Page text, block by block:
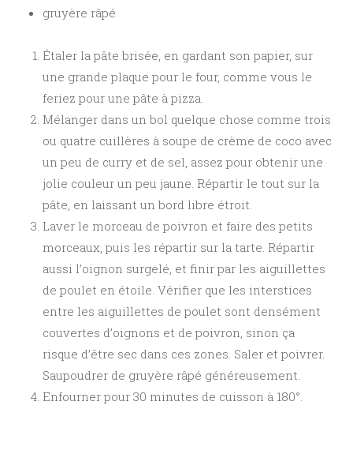
gruyère râpé
Étaler la pâte brisée, en gardant son papier, sur
une grande plaque pour le four, comme vous le
feriez pour une pâte à pizza.
Mélanger dans un bol quelque chose comme trois
ou quatre cuillères à soupe de crème de coco avec
un peu de curry et de sel, assez pour obtenir une
jolie couleur un peu jaune. Répartir le tout sur la
pâte, en laissant un bord libre étroit.
Laver le morceau de poivron et faire des petits
morceaux, puis les répartir sur la tarte. Répartir
aussi l’oignon surgelé, et finir par les aiguillettes
de poulet en étoile. Vérifier que les interstices
entre les aiguillettes de poulet sont densément
couvertes d’oignons et de poivron, sinon ça
risque d’être sec dans ces zones. Saler et poivrer.
Saupoudrer de gruyère râpé généreusement.
Enfourner pour 30 minutes de cuisson à 180°.